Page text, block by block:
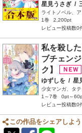
星見うさぎ /
ライトノベル、
1巻
2,200pt
レビュー投稿数0
私を殺し
ブチェン
ク】
ゆずしを / 星
少女マンガ、タ
1～7巻
0pt～
レビュー投稿数0
この作品をシェアしよう